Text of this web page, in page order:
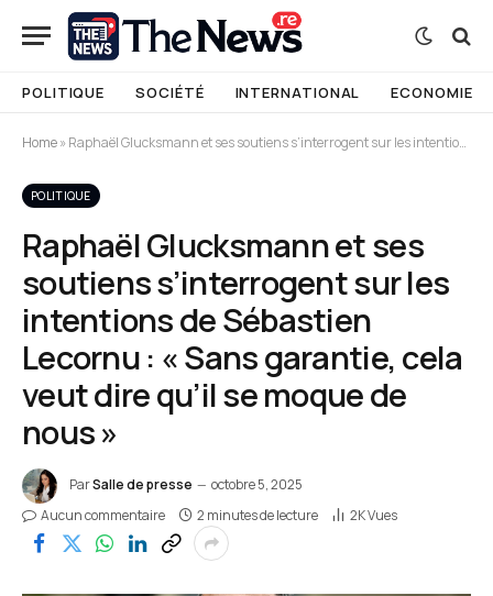
POLITIQUE SOCIÉTÉ INTERNATIONAL ECONOMIE
Home»Raphaël Glucksmann et ses soutiens s’interrogent sur les intentions de Sébastien Lecornu : « Sans garantie, cela veut dire qu’il se moque de nous »
POLITIQUE
Raphaël Glucksmann et ses
soutiens s’interrogent sur les
intentions de Sébastien
Lecornu : « Sans garantie, cela
veut dire qu’il se moque de
nous »
ParSalle de presse
octobre 5, 2025
Aucun commentaire
2 minutes de lecture 2KVues